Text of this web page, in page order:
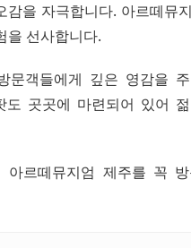
을 자극합니다. 아르떼뮤
을 선사합니다.
문객들에게 깊은 영감을
곳곳에 마련되어 있어
르떼뮤지엄 제주를 꼭